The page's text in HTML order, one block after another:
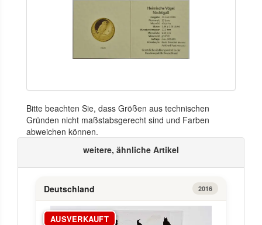
Bitte beachten Sie, dass Größen aus technischen
Gründen nicht maßstabsgerecht sind und Farben
abweichen können.
weitere, ähnliche Artikel
Deutschland 2016
AUSVERKAUFT